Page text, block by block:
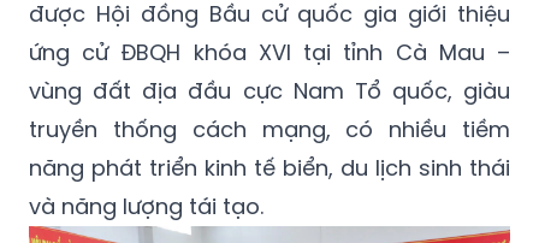
được Hội đồng Bầu cử quốc gia giới thiệu
ứng cử ĐBQH khóa XVI tại tỉnh Cà Mau –
vùng đất địa đầu cực Nam Tổ quốc, giàu
truyền thống cách mạng, có nhiều tiềm
năng phát triển kinh tế biển, du lịch sinh thái
và năng lượng tái tạo.